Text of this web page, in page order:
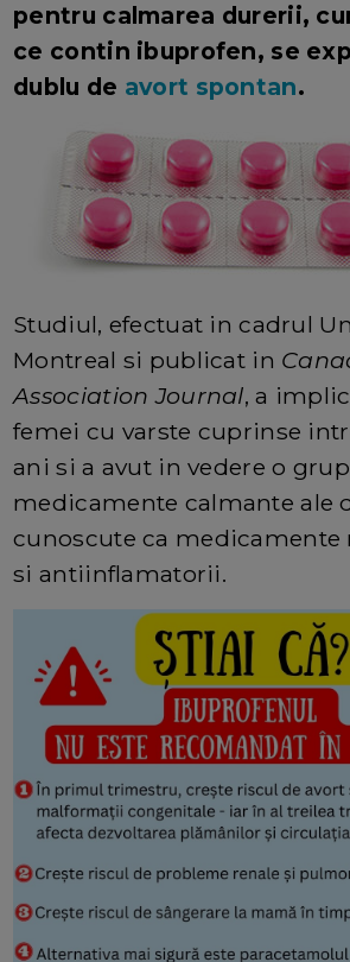
pentru calmarea durerii,
ce contin ibuprofen, se
dublu de avort spontan.
Studiul, efectuat in cadrul
Montreal si publicat in
Association Journal, a
femei cu varste cuprinse
ani si a avut in vedere o
medicamente calmante ale
cunoscute ca medicamente
si antiinflamatorii.